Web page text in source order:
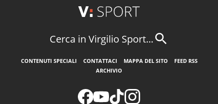
Cerca in Virgilio Sport...
CONTENUTI SPECIALI CONTATTACI MAPPA DEL SITO
FEED RSS
ARCHIVIO